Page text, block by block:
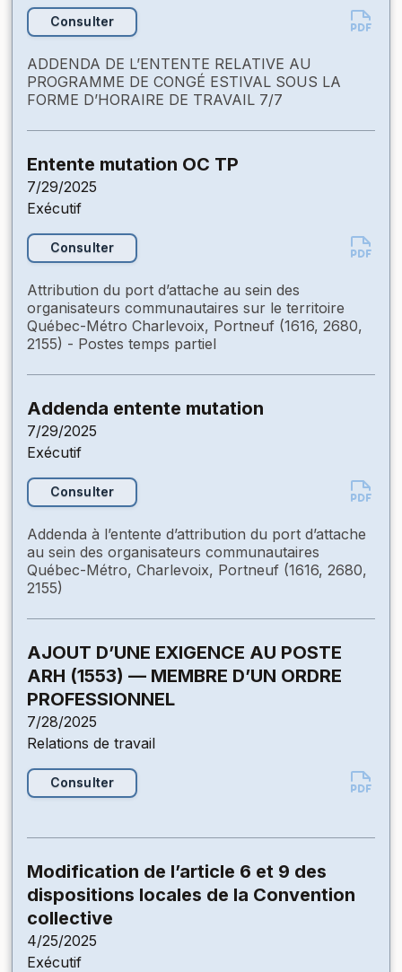
Consulter
ADDENDA DE L’ENTENTE RELATIVE AU
PROGRAMME DE CONGÉ ESTIVAL SOUS LA
FORME D’HORAIRE DE TRAVAIL 7/7
Entente mutation OC TP
7/29/2025
Exécutif
Consulter
Attribution du port d’attache au sein des
organisateurs communautaires sur le territoire
Québec-Métro Charlevoix, Portneuf (1616, 2680,
2155) - Postes temps partiel
Addenda entente mutation
7/29/2025
Exécutif
Consulter
Addenda à l’entente d’attribution du port d’attache
au sein des organisateurs communautaires
Québec-Métro, Charlevoix, Portneuf (1616, 2680,
2155)
AJOUT D’UNE EXIGENCE AU POSTE
ARH (1553) — MEMBRE D’UN ORDRE
PROFESSIONNEL
7/28/2025
Relations de travail
Consulter
Modification de l’article 6 et 9 des
dispositions locales de la Convention
collective
4/25/2025
Exécutif